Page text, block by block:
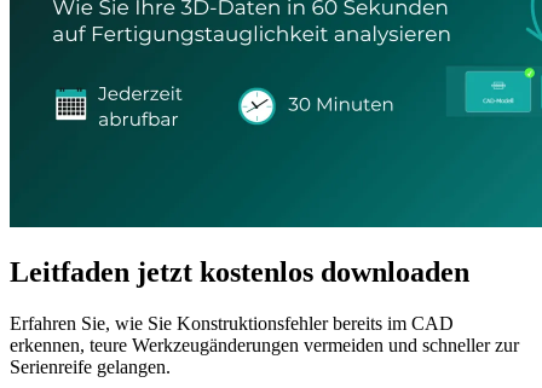
Leitfaden jetzt kostenlos downloaden
Erfahren Sie, wie Sie Konstruktionsfehler bereits im CAD
erkennen, teure Werkzeugänderungen vermeiden und schneller zur
Serienreife gelangen.